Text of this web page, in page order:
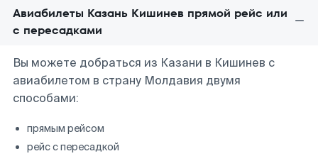
Авиабилеты Казань Кишинев прямой рейс или
с пересадками
Вы можете добраться из Казани в Кишинев с
авиабилетом в страну Молдавия двумя
способами:
прямым рейсом
рейс с пересадкой